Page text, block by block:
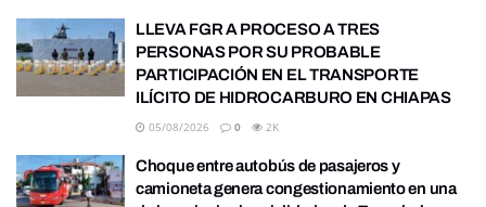
LLEVA FGR A PROCESO A TRES
PERSONAS POR SU PROBABLE
PARTICIPACIÓN EN EL TRANSPORTE
ILÍCITO DE HIDROCARBURO EN CHIAPAS
05/08/2026 0 2K
Choque entre autobús de pasajeros y
camioneta genera congestionamiento en una